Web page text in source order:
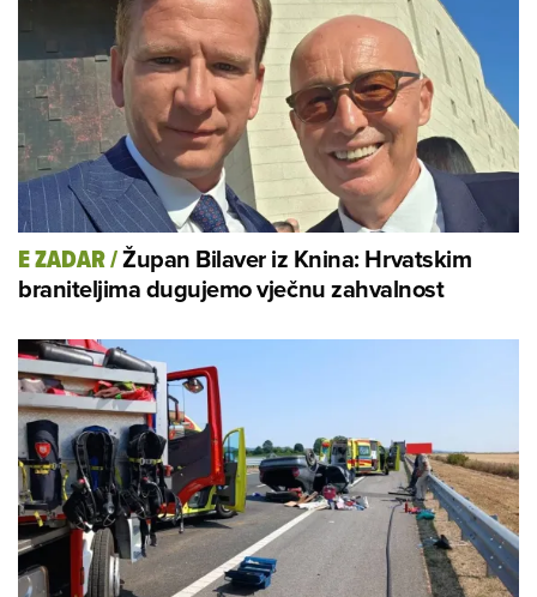
E ZADAR/Župan Bilaver iz Knina: Hrvatskim
braniteljima dugujemo vječnu zahvalnost